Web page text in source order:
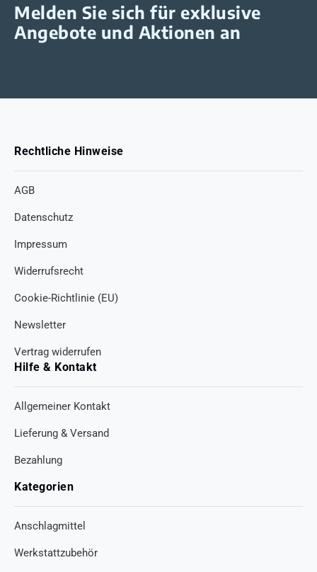
Melden Sie sich für exklusive
Angebote und Aktionen an
Rechtliche Hinweise
AGB
Datenschutz
Impressum
Widerrufsrecht
Cookie-Richtlinie (EU)
Newsletter
Vertrag widerrufen
Hilfe & Kontakt
Allgemeiner Kontakt
Lieferung & Versand
Bezahlung
Kategorien
Anschlagmittel
Werkstattzubehör